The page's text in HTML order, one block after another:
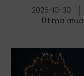
2025-10-30
Última